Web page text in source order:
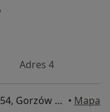
Adres 4
rondo Kosynierów Gdyńskich 54, Gorzów Wielkopolski • Mapa